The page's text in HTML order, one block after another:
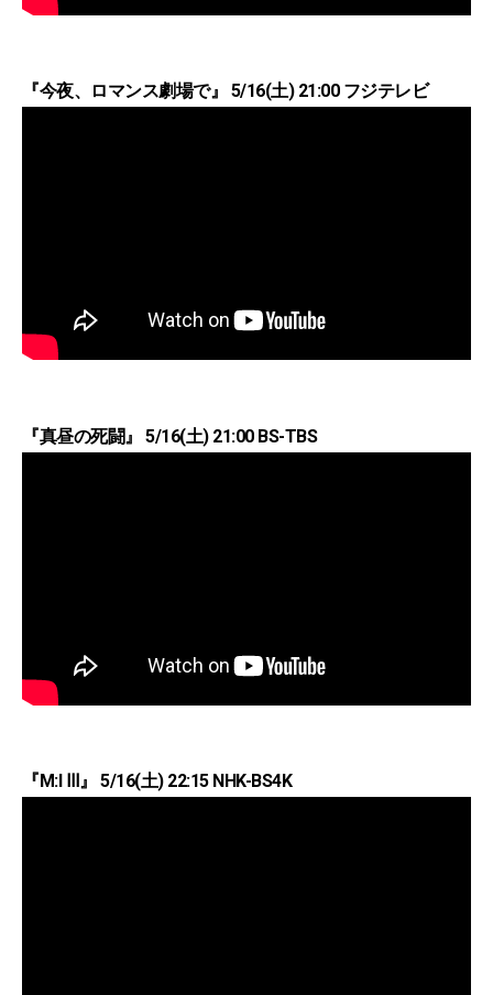
『今夜、ロマンス劇場で』 5/16(土) 21:00 フジテレビ
『真昼の死闘』 5/16(土) 21:00 BS-TBS
『M:I Ⅲ』 5/16(土) 22:15 NHK-BS4K